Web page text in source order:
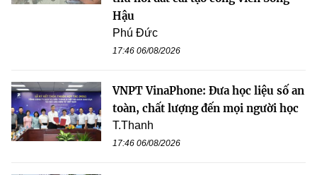
Hậu
Phú Đức
17:46 06/08/2026
VNPT VinaPhone: Đưa học liệu số an
toàn, chất lượng đến mọi người học
T.Thanh
17:46 06/08/2026